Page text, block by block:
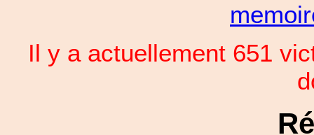
Il y a actuellement 651